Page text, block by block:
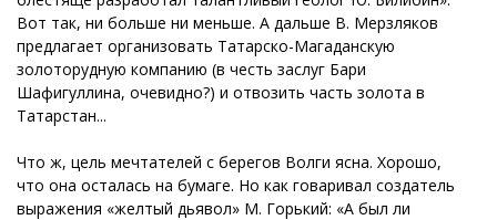
Вот так, ни больше ни меньше. А дальше В. Мерзляков
предлагает организовать Татарско-Магаданскую
золоторудную компанию (в честь заслуг Бари
Шафигуллина, очевидно?) и отвозить часть золота в
Татарстан...
Что ж, цель мечтателей с берегов Волги ясна. Хорошо,
что она осталась на бумаге. Но как говаривал создатель
выражения «желтый дьявол» М. Горький: «А был ли